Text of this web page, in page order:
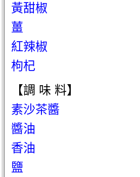
黃甜椒
薑
紅辣椒
枸杞
【調 味 料】
素沙茶醬
醬油
香油
鹽